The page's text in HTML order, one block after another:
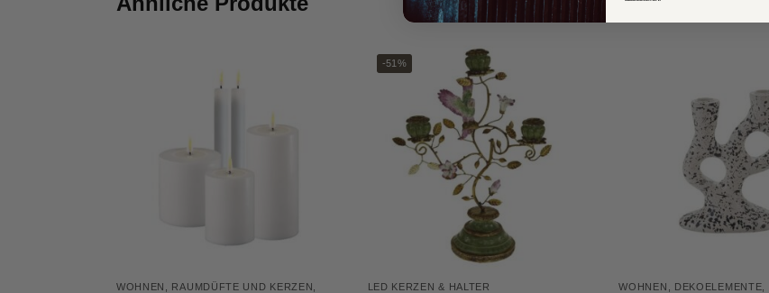
WOHNEN RAUMDÜFTE UND KERZEN
-51%
LED KERZEN & HALTER WOHNEN DEKOELEMENTE